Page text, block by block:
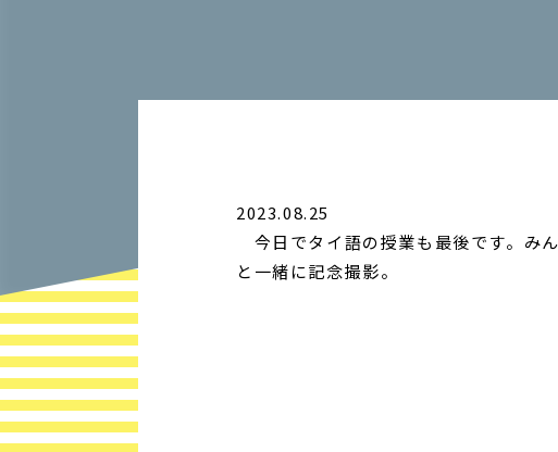
2023.08.25
今日でタイ語の授業も最後です。み
と一緒に記念撮影。